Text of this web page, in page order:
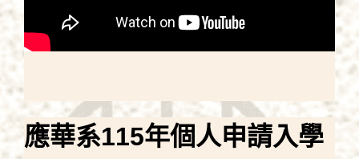
應華系115年個人申請入學